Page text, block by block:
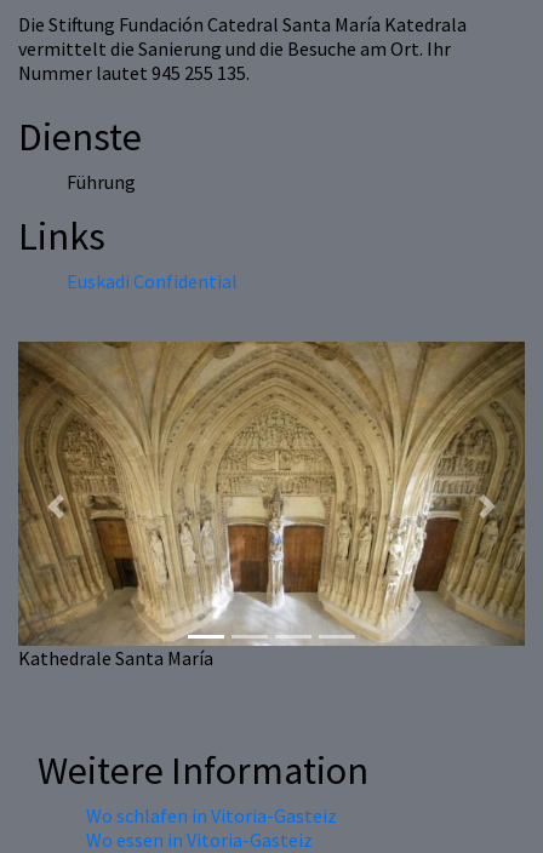
Die Stiftung Fundación Catedral Santa María Katedrala
vermittelt die Sanierung und die Besuche am Ort. Ihr
Nummer lautet 945 255 135.
Dienste
Führung
Links
Euskadi Confidential
Kathedrale Santa María
Previous Next
Weitere Information
Wo schlafen in Vitoria-Gasteiz
Wo essen in Vitoria-Gasteiz